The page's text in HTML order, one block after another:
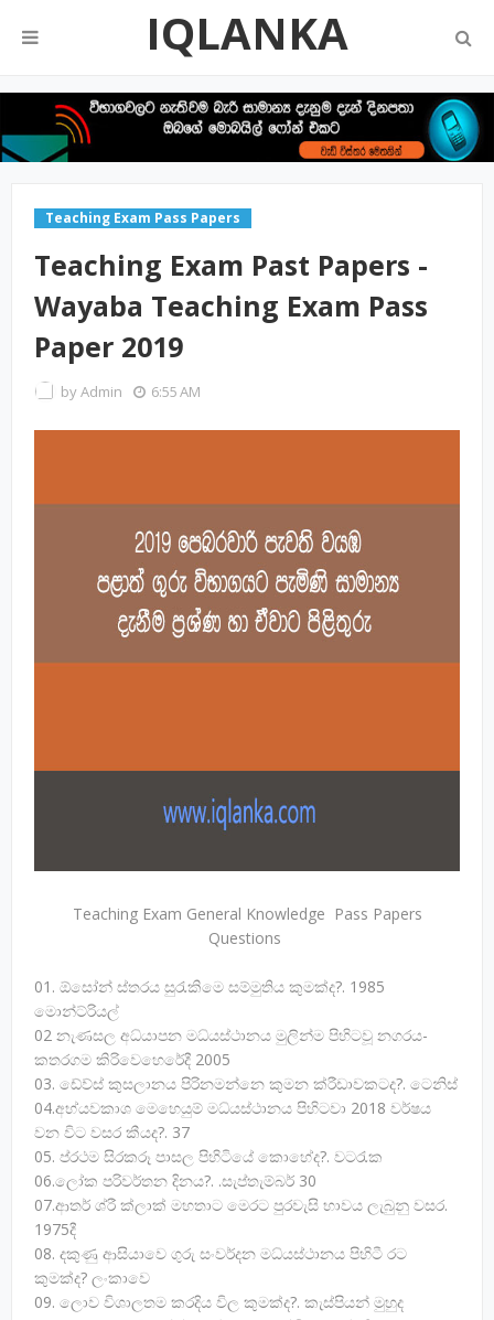
IQLANKA
Teaching Exam Pass Papers
Teaching Exam Past Papers -
Wayaba Teaching Exam Pass
Paper 2019
byAdmin 6:55 AM
Teaching Exam General Knowledge Pass Papers
Questions
01. ඕසෝන් ස්තරය සුරැකිමෙ සම්මුතිය කුමක්ද?. 1985
මොන්ට්රියල්
02 නැණසල අධ්යාපන මධ්යස්ථානය මුලින්ම පිහිටවූ නගරය-
කතරගම කිරිවෙහෙරේදී 2005
03. ඩේව්ස් කුසලානය පිරිනමන්නෙ කුමන ක්රීඩාවකටද?. ටෙනිස්
04.අභ්යවකාශ මෙහෙයුම් මධ්යස්ථානය පිහිටවා 2018 වර්ෂය
වන විට වසර කීයද?. 37
05. ප්රථම සිරකරූ පාසල පිහිටියේ කොහේද?. වටරැක
06.ලෝක පරිවර්තන දිනය?. .සැප්තැම්බර් 30
07.ආතර් ශ්රී ක්ලාක් මහතාට මෙරට පුරවැසි භාවය ලැබුනු වසර.
1975දී
08. දකුණු ආසියාවෙ ගුරු සංවර්දන මධ්යස්ථානය පිහිටී රට
කුමක්ද? ලංකාවෙ
09. ලොව විශාලතම කරදිය විල කුමක්ද?. කැස්පියන් මුහුද